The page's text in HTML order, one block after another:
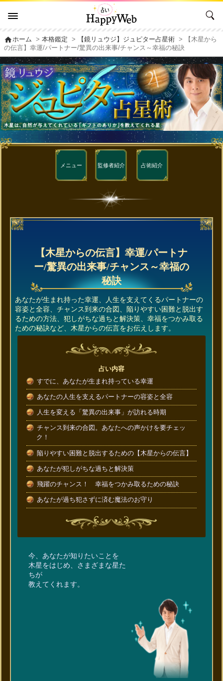
homeホーム >本格鑑定 > 【鏡リュウジ】ジュピター占星術 > 【木星から
の伝言】幸運/パートナー/驚異の出来事/チャンス～幸福の秘訣
メニュー 監修者紹介 占術紹介
【木星からの伝言】幸運/パートナ
ー/驚異の出来事/チャンス～幸福の
秘訣
あなたが生まれ持った幸運、人生を支えてくるパートナーの
容姿と全容、チャンス到来の合図、陥りやすい困難と脱出す
るための方法、犯しがちな過ちと解決策、幸福をつかみ取る
ための秘訣など、木星からの伝言をお伝えします。
占い内容
すでに、あなたが生まれ持っている幸運
あなたの人生を支えるパートナーの容姿と全容
人生を変える「驚異の出来事」が訪れる時期
チャンス到来の合図。あなたへの声かけを要チェッ
ク！
陥りやすい困難と脱出するための【木星からの伝言】
あなたが犯しがちな過ちと解決策
飛躍のチャンス！ 幸福をつかみ取るための秘訣
あなたが過ち犯さずに済む魔法のお守り
今、あなたが知りたいことを
木星をはじめ、さまざまな星た
ちが
教えてくれます。